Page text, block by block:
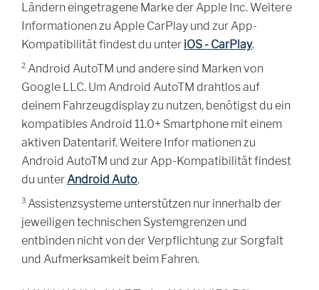
Ländern eingetragene Marke der Apple Inc. Weitere
Informationen zu Apple CarPlay und zur App-
Kompatibilität findest du unter iOS - CarPlay.
2 Android AutoTM und andere sind Marken von
Google LLC. Um Android AutoTM drahtlos auf
deinem Fahrzeugdisplay zu nutzen, benötigst du ein
kompatibles Android 11.0+ Smartphone mit einem
aktiven Datentarif. Weitere Infor mationen zu
Android AutoTM und zur App-Kompatibilität findest
du unterAndroid Auto.
3 Assistenzsysteme unterstützen nur innerhalb der
jeweiligen technischen Systemgrenzen und
entbinden nicht von der Verpflichtung zur Sorgfalt
und Aufmerksamkeit beim Fahren.